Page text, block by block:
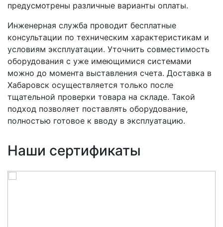
предусмотрены различные варианты оплаты.
Инженерная служба проводит бесплатные
консультации по техническим характеристикам и
условиям эксплуатации. Уточнить совместимость
оборудования с уже имеющимися системами
можно до момента выставления счета. Доставка в
Хабаровск осуществляется только после
тщательной проверки товара на складе. Такой
подход позволяет поставлять оборудование,
полностью готовое к вводу в эксплуатацию.
Наши сертификаты